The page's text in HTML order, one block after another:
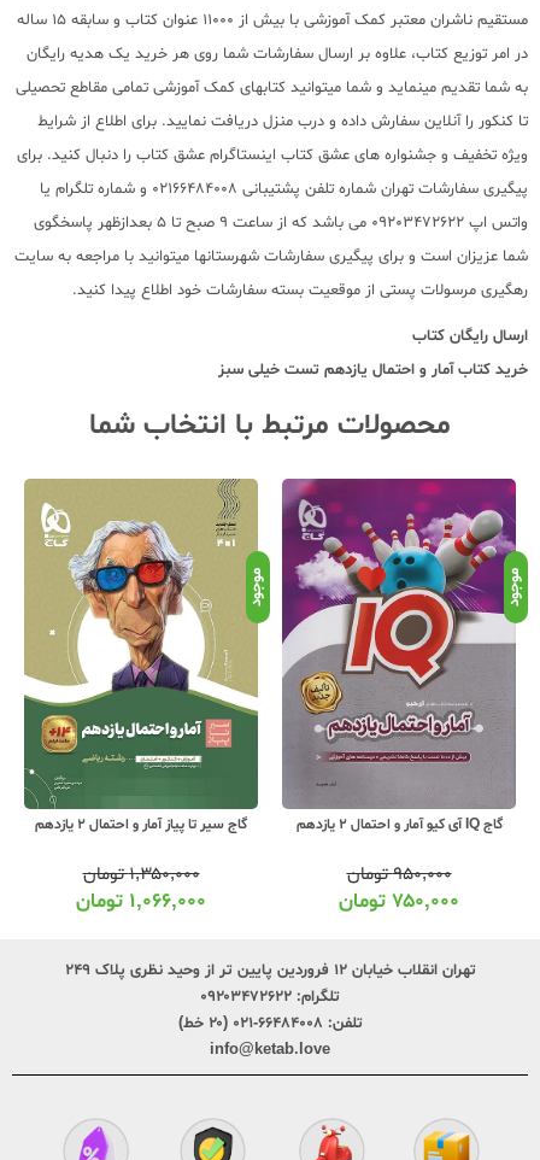
مستقیم ناشران معتبر کمک آموزشی با بیش از 11000 عنوان کتاب و سابقه 15 ساله
در امر توزیع کتاب، علاوه بر ارسال سفارشات شما روی هر خرید یک هدیه رایگان
به شما تقدیم مینماید و شما میتوانید کتابهای کمک آموزشی تمامی مقاطع تحصیلی
تا کنکور را آنلاین سفارش داده و درب منزل دریافت نمایید. برای اطلاع از شرایط
ویژه تخفیف و جشنواره های عشق کتاب اینستاگرام عشق کتاب را دنبال کنید. برای
پیگیری سفارشات تهران شماره تلفن پشتیبانی 02166484008 و شماره تلگرام یا
واتس اپ 09203472622 می باشد که از ساعت 9 صبح تا 5 بعدازظهر پاسخگوی
شما عزیزان است و برای پیگیری سفارشات شهرستانها میتوانید با مراجعه به سایت
رهگیری مرسولات پستی از موقعیت بسته سفارشات خود اطلاع پیدا کنید.
ارسال رایگان کتاب
خرید کتابآمار و احتمال یازدهم تست خیلی سبز
محصولات مرتبط با انتخاب شما
موجود
گاج IQ آی کیو آمار و احتمال 2 یازدهم
۹۵۰,۰۰۰تومان
۷۵۰,۰۰۰ تومان
موجود
گاج سیر تا پیاز آمار و احتمال 2 یازدهم
۱,۳۵۰,۰۰۰تومان
۱,۰۶۶,۰۰۰ تومان
تهران انقلاب خیابان ۱۲ فروردین پایین تر از وحید نظری پلاک ۲۴۹
تلگرام: ۰۹۲۰۳۴۷۲۶۲۲
تلفن: ۶۶۴۸۴۰۰۸-۰۲۱ (۲۰ خط)
info@ketab.love